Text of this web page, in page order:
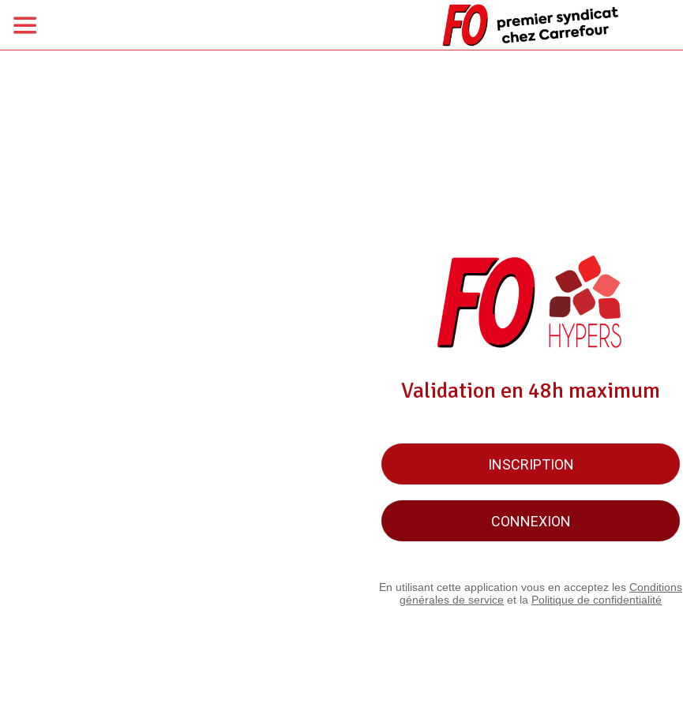
Validation en 48h maximum
INSCRIPTION
CONNEXION
En utilisant cette application vous en acceptez les Conditions
générales de service et la Politique de confidentialité